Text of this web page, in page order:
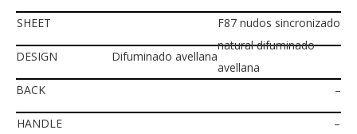
SHEET
F87 nudos sincronizado
natural difuminado
avellana
DESIGN Difuminado avellana
BACK –
HANDLE –